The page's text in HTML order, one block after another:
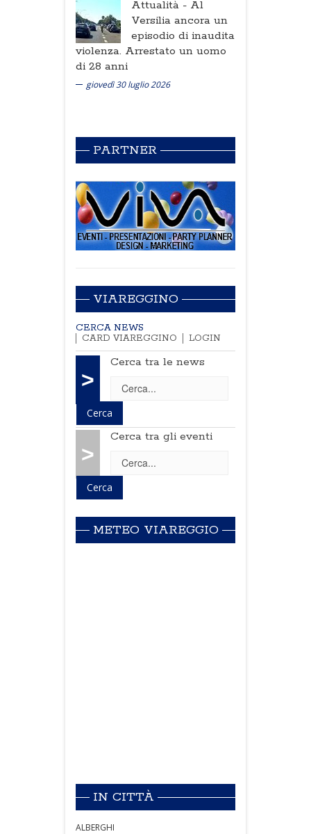
Attualità - Al
Versilia ancora un
episodio di inaudita
violenza. Arrestato un uomo
di 28 anni
giovedì 30 luglio 2026
PARTNER
VIAREGGINO
CERCA NEWS
CARD VIAREGGINO
LOGIN
>
Cerca tra le news
>
Cerca tra gli eventi
METEO VIAREGGIO
IN CITTÀ
ALBERGHI